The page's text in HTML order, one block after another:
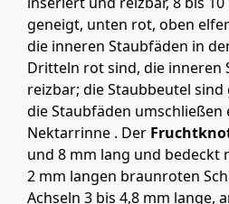
geneigt, unten rot, oben
die inneren Staubfäden in
Dritteln rot sind, die inneren
reizbar; die Staubbeutel
die Staubfäden umschließen
Nektarrinne . Der
und 8 mm lang und bedeckt
2 mm langen braunroten
Achseln 3 bis 4,8 mm lange,